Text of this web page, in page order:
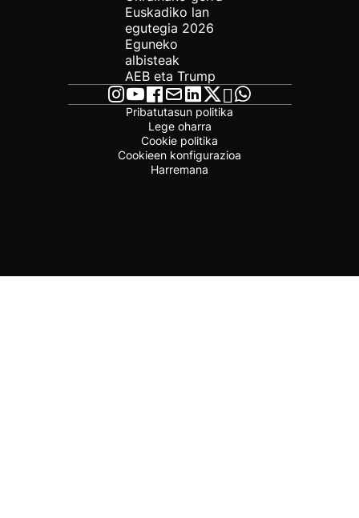
Euskadiko lan
egutegia 2026
Eguneko
albisteak
AEB eta Trump
Pribatutasun politika
Lege oharra
Cookie politika
Cookieen konfigurazioa
Harremana